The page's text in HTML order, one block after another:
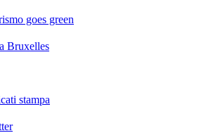
goes green
Bruxelles
stampa